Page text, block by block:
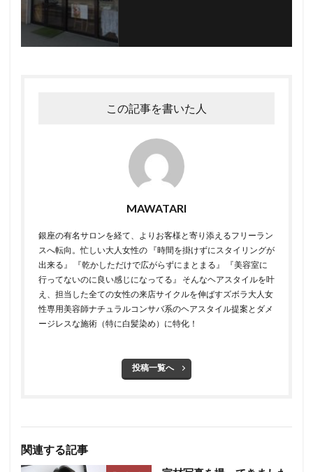
この記事を書いた人
MAWATARI
銀座の有名サロンを経て、よりお客様と寄り添えるフリーラン
スへ転向。 ​ 忙しい大人女性の 『時間を掛けずにスタイリングが
出来る』 『乾かしただけで広がらずにまとまる』 『美容室に
行ってないのに良い感じになってる』 そんなヘアスタイルを叶
え、担当した全ての女性の来店サイクルを伸ばすズボラ大人女
性専用美容師 ​ ​ナチュラルコンサバ系のヘアスタイル提案とダメ
ージレスな施術（特に白髪染め）に特化！
投稿一覧へ
関連する記事